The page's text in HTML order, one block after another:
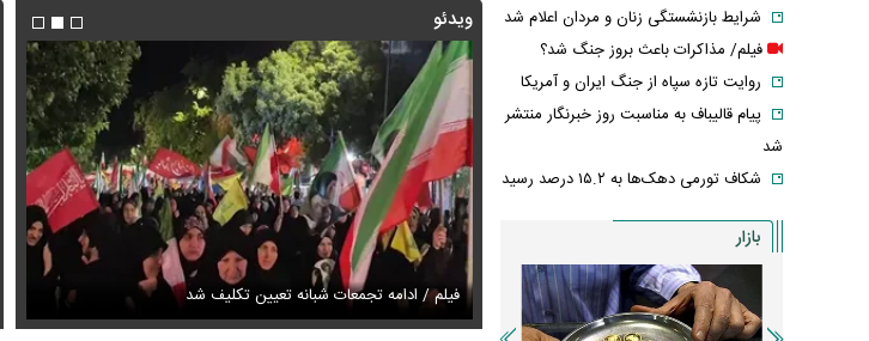
ویدئو
رابط میان ایران و اسرائیل شد فیلم / ادامه تجمعات شبانه تعیین تکلیف شد / عاشقانه‌های دختران پیمان قاسم خانی عکس / ورزش لاکچری الهام پاوه نژاد در میانه تابستان
شرایط بازنشستگی زنان و مردان اعلام شد
فیلم/ مذاکرات باعث بروز جنگ شد؟
روایت تازه سپاه از جنگ ایران و آمریکا
پیام قالیباف به مناسبت روز خبرنگار منتشر
شد
شکاف تورمی دهک‌ها به ۱۵.۲ درصد رسید
بازار